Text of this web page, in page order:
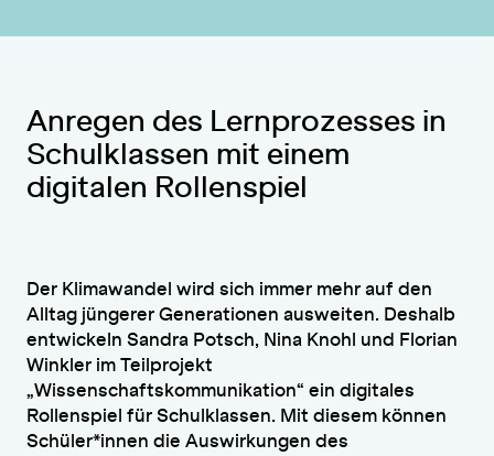
Anregen des Lernprozesses in
Schulklassen mit einem
digitalen Rollenspiel
Der Klimawandel wird sich immer mehr auf den
Alltag jüngerer Generationen ausweiten. Deshalb
entwickeln Sandra Potsch, Nina Knohl und Florian
Winkler im Teilprojekt
„Wissenschaftskommunikation“ ein digitales
Rollenspiel für Schulklassen. Mit diesem können
Schüler*innen die Auswirkungen des